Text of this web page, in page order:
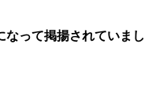
なって掲揚されていまし